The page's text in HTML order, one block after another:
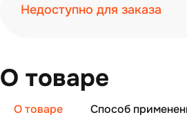
Недоступно для заказа
О товаре
О товаре Способ